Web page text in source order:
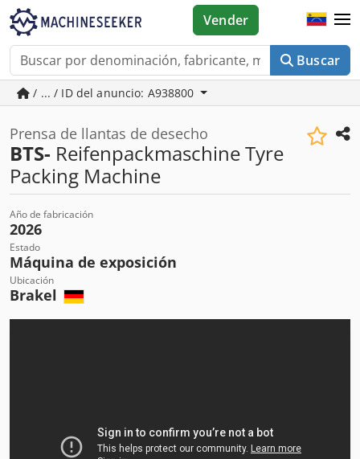
Buscar
Vender
/ ... / ID del anuncio: A938800
Prensa de llantas de desecho
BTS- Reifenpackmaschine Tyre
Packing Machine
Año de fabricación
2026
Estado
Máquina de exposición
Ubicación
Brakel